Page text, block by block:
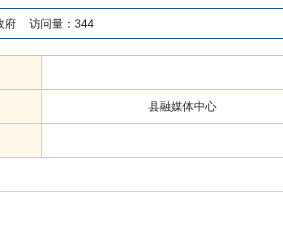
府 访问量： 344
县融媒体中心